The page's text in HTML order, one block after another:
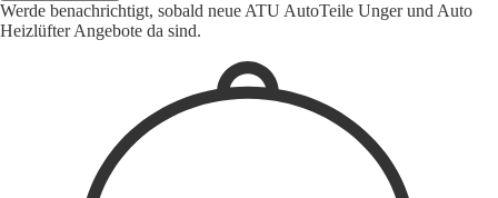
Werde benachrichtigt, sobald neue ATU AutoTeile Unger und Auto
Heizlüfter Angebote da sind.